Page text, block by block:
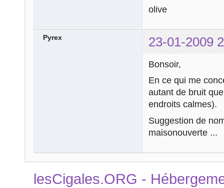
olive
Pyrex 23-01-2009
Bonsoir,
En ce qui me
autant de bruit
endroits calmes).
Suggestion de
maisonouverte ...
lesCigales.ORG -